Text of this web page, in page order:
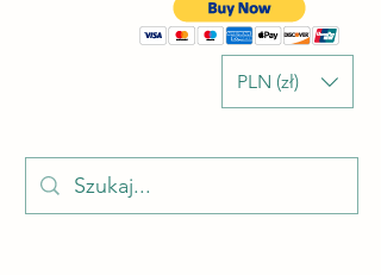
PLN (zł)